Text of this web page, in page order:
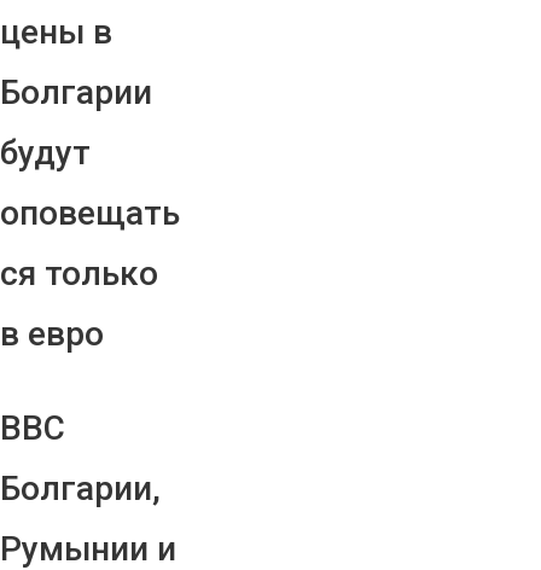
цены в
Болгарии
будут
оповещать
ся только
в евро
ВВС
Болгарии,
Румынии и